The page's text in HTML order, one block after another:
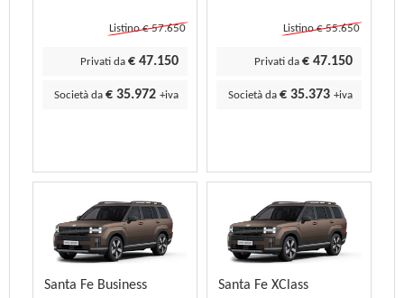
Listino € 57.650
Privati da € 47.150
Società da € 35.972 +iva
Listino € 55.650
Privati da € 47.150
Società da € 35.373 +iva
Santa Fe Business Santa Fe XClass